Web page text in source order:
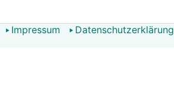
Impressum Datenschutzerklärung